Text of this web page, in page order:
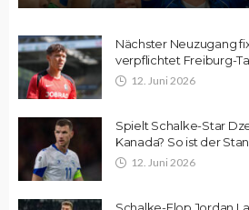
Nächster Neuzugang
verpflichtet Freiburg-
12. Juni 2026
Spielt Schalke-Star
Kanada? So ist der
12. Juni 2026